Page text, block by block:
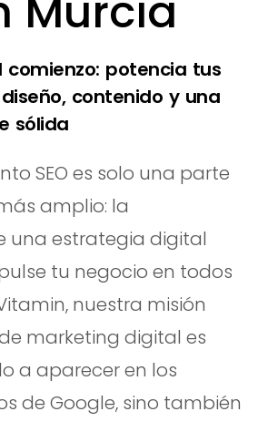
comienzo: potencia tus
contenido y una
sólida
SEO es solo una parte
amplio: la
una estrategia digital
tu negocio en todos
nuestra misión
marketing digital es
a aparecer en los
de Google, sino también